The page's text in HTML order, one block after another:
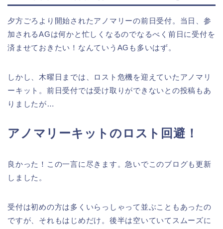
夕方ごろより開始されたアノマリーの前日受付。当日、参
加されるAGは何かと忙しくなるのでなるべく前日に受付を
済ませておきたい！なんていうAGも多いはず。
しかし、木曜日までは、ロスト危機を迎えていたアノマリ
ーキット。前日受付では受け取りができないとの投稿もあ
りましたが…
アノマリーキットのロスト回避！
良かった！この一言に尽きます。急いでこのブログも更新
しました。
受付は初めの方は多くいらっしゃって並ぶこともあったの
ですが、それもはじめだけ。後半は空いていてスムーズに